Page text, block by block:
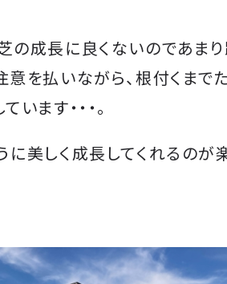
の成長に良くないのであま
意を払いながら、根付くまで
います・・・。
美しく成長してくれるのが